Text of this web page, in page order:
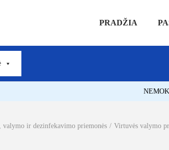
PRADŽIA
valymo ir dezinfekavimo priemonės / Virtuvės valymo